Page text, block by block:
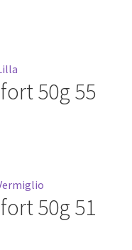
50g 55
50g 51